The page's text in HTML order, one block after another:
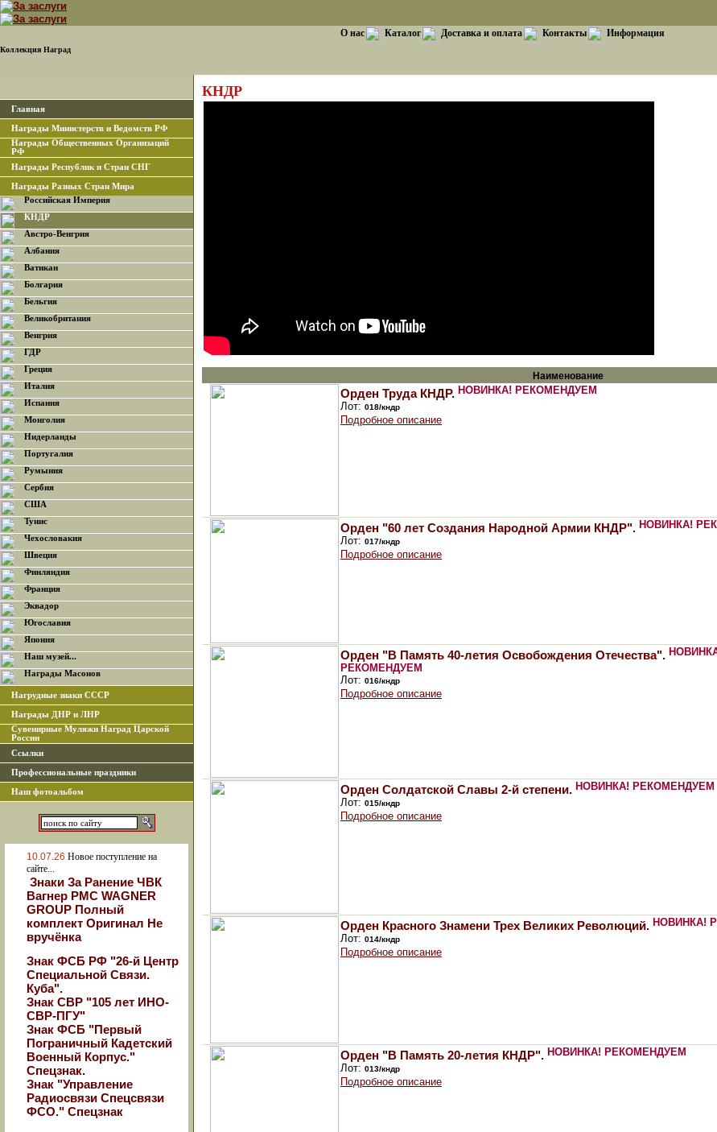
Коллекция Наград
О нас Каталог Доставка и оплата Контакты Информация
Главная
Награды Министерств и Ведомств РФ
Награды Общественных Организаций
РФ
Награды Республик и Стран СНГ
Награды Разных Стран Мира
Российская Империя
КНДР
Австро-Венгрия
Албания
Ватикан
Болгария
Бельгия
Великобритания
Венгрия
ГДР
Греция
Италия
Испания
Монголия
Нидерланды
Португалия
Румыния
Сербия
США
Тунис
Чехословакия
Швеция
Финляндия
Франция
Эквадор
Югославия
Япония
Наш музей...
Награды Масонов
Нагрудные знаки СССР
Награды ДНР и ЛНР
Сувенирные Муляжи Наград Царской
России
Ссылки
Профессиональные праздники
Наш фотоальбом
10.07.26 Новое поступление на
сайте...
Знаки За Ранение ЧВК
Вагнер РМС WAGNER
GROUP Полный
комплект Оригинал Не
вручёнка
Знак ФСБ РФ "26-й Центр
Специальной Связи.
Куба".
Знак СВР "105 лет ИНО-
СВР-ПГУ"
Знак ФСБ "Первый
Пограничный Кадетский
Военный Корпус."
Спецзнак.
Знак "Управление
Радиосвязи Спецсвязи
ФСО." Спецзнак
КНДР
Наименование
Орден Труда КНДР. НОВИНКА! РЕКОМЕНДУЕМ
Лот: 018/кндр
Подробное описание
Орден "60 лет Создания Народной Армии КНДР". НОВИНКА!
Лот: 017/кндр
Подробное описание
Орден "В Память 40-летия Освобождения Отечества".
РЕКОМЕНДУЕМ
Лот: 016/кндр
Подробное описание
Орден Солдатской Славы 2-й степени. НОВИНКА! РЕКОМЕНДУЕМ
Лот: 015/кндр
Подробное описание
Орден Красного Знамени Трех Великих Революций. НОВИНКА!
Лот: 014/кндр
Подробное описание
Орден "В Память 20-летия КНДР". НОВИНКА! РЕКОМЕНДУЕМ
Лот: 013/кндр
Подробное описание